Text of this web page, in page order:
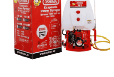
3,470,000.00 đ
OS45T
Xuất xứ